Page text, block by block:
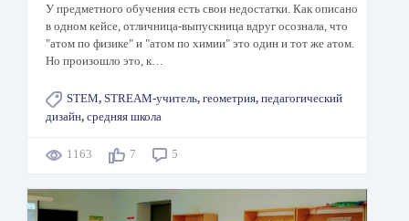
У предметного обучения есть свои недостатки. Как описано
в одном кейсе, отличница-выпускница вдруг осознала, что
"атом по физике" и "атом по химии" это один и тот же атом.
Но произошло это, к…
STEM, STREAM-учитель, геометрия, педагогический
дизайн, средняя школа
1163 7 5